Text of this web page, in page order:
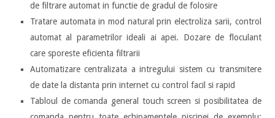
de filtrare automat in functie de gradul de folosire
Tratare automata in mod natural prin electroliza sarii, control
automat al parametrilor ideali ai apei. Dozare de floculant
care sporeste eficienta filtrarii
Automatizare centralizata a intregului sistem cu transmitere
de date la distanta prin internet cu control facil si rapid
Tabloul de comanda general touch screen si posibilitatea de